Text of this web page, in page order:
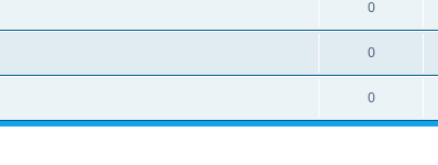
0
0
0